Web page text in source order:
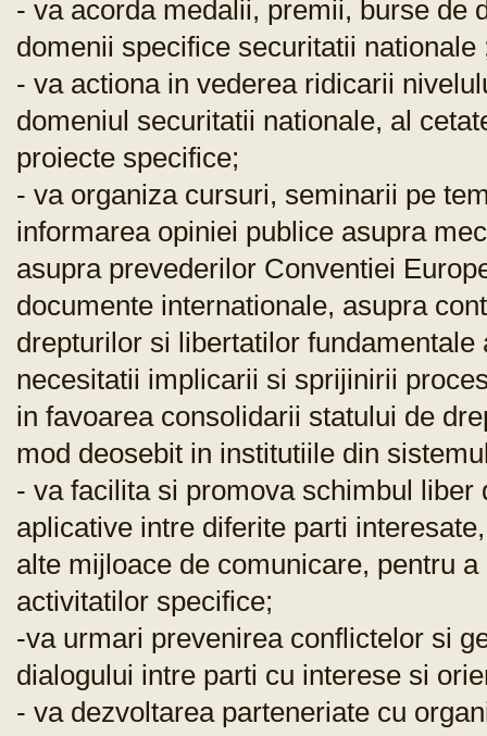
- va acorda medalii, premii, burse de
domenii specifice securitatii nationale
- va actiona in vederea ridicarii
domeniul securitatii nationale, al
proiecte specifice;
- va organiza cursuri, seminarii pe
informarea opiniei publice asupra
asupra prevederilor Conventiei
documente internationale, asupra
drepturilor si libertatilor
necesitatii implicarii si sprijinirii
in favoarea consolidarii statului de
mod deosebit in institutiile din
- va facilita si promova schimbul
aplicative intre diferite parti
alte mijloace de comunicare, pentru
activitatilor specifice;
-va urmari prevenirea conflictelor si
dialogului intre parti cu interese si
- va dezvoltarea parteneriate cu